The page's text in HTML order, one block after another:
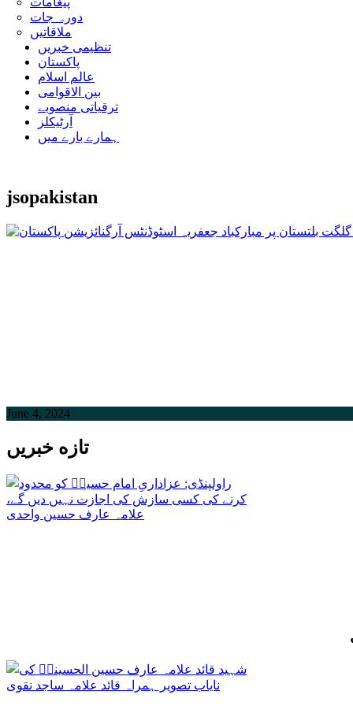
دورہ جات
ملاقاتیں
تنظیمی خبریں
پاکستان
عالم اسلام
بین الاقوامی
ترقیاتی منصوبے
آرٹیکلز
ہمارے بارے میں
jsopakistan
June 4, 2024
تازه خبریں